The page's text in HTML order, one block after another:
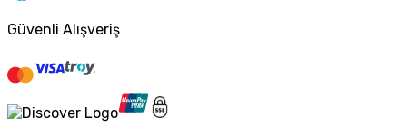
Güvenli Alışveriş